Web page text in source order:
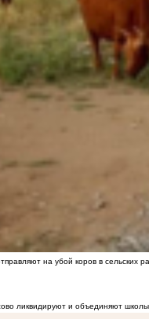
на убой коров в сельских
ликвидируют и объединяют